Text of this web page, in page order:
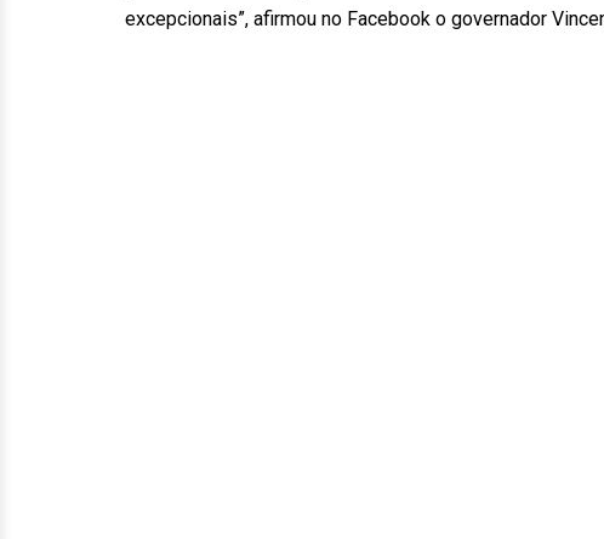
excepcionais”, afirmou no Facebook o governador